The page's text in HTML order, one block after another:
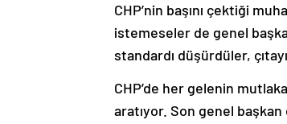
CHP’nin başını çektiği
istemeseler de genel
standardı düşürdüler,
CHP’de her gelenin
aratıyor. Son genel